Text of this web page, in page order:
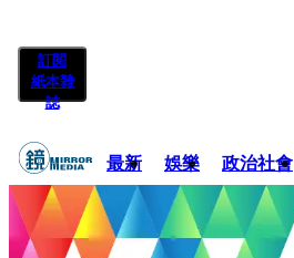
訂閱
紙本雜
誌
最新 娛樂 政治社會